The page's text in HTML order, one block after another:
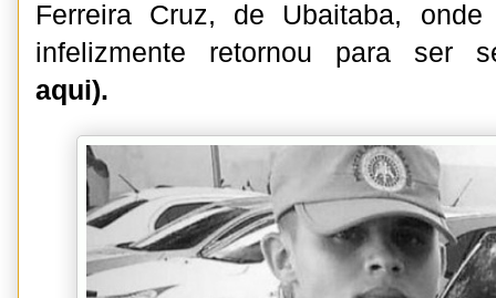
Ferreira Cruz, de Ubaitaba,
infelizmente retornou para ser
aqui).